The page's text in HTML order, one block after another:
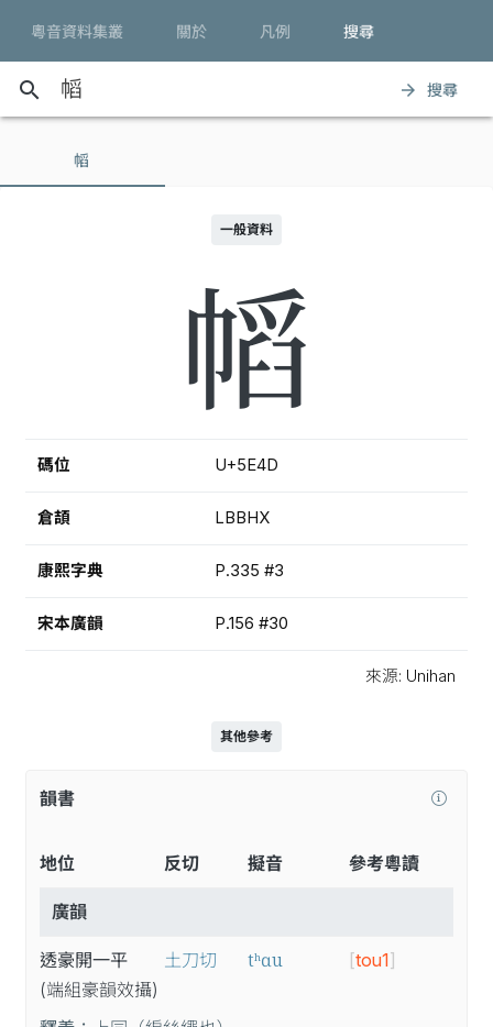
粵音資料集叢 關於 凡例 搜尋
search arrow_forward 搜尋
幍
一般資料
幍
碼位 U+5E4D
倉頡 LBBHX
康熙字典 P.335 #3
宋本廣韻 P.156 #30
來源: Unihan
其他參考
韻書
地位 反切 擬音 參考粵讀
廣韻
透豪開一平
(端組豪韻效攝)
土刀切 tʰɑu [tou1]